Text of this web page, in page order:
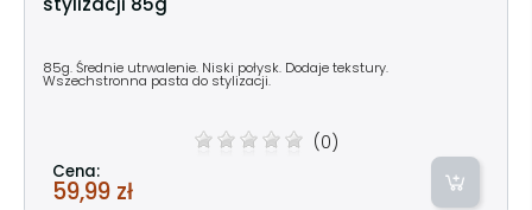
85g. Średnie utrwalenie. Niski połysk. Dodaje tekstury.
Wszechstronna pasta do stylizacji.
(0)
Cena:
59,99 zł